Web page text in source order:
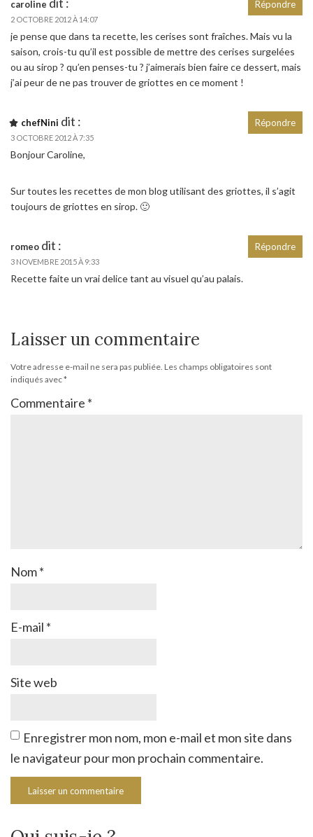
caroline
2 OCTOBRE 2012 À 14:07
je pense que dans ta recette, les cerises sont fraîches. Mais vu la
saison, crois-tu qu’il est possible de mettre des cerises surgelées
ou au sirop ? qu’en penses-tu ? j’aimerais bien faire ce dessert, mais
j’ai peur de ne pas trouver de griottes en ce moment !
Répondre
chefNini dit :
3 OCTOBRE 2012 À 7:35
Bonjour Caroline,
Sur toutes les recettes de mon blog utilisant des griottes, il s’agit
toujours de griottes en sirop. 🙂
Répondre
romeo dit :
3 NOVEMBRE 2015 À 9:33
Recette faite un vrai delice tant au visuel qu’au palais.
Répondre
Laisser un commentaire
Votre adresse e-mail ne sera pas publiée. Les champs obligatoires sont
indiqués avec*
Commentaire *
Nom*
E-mail *
Site web
Enregistrer mon nom, mon e-mail et mon site dans
le navigateur pour mon prochain commentaire.